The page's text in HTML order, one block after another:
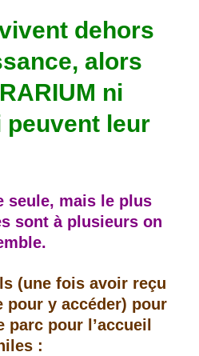
dehors
alors
ni
peuvent leur
seule, mais le plus
sont à plusieurs on
(une fois avoir reçu
pour y accéder) pour
parc pour l’accueil
: